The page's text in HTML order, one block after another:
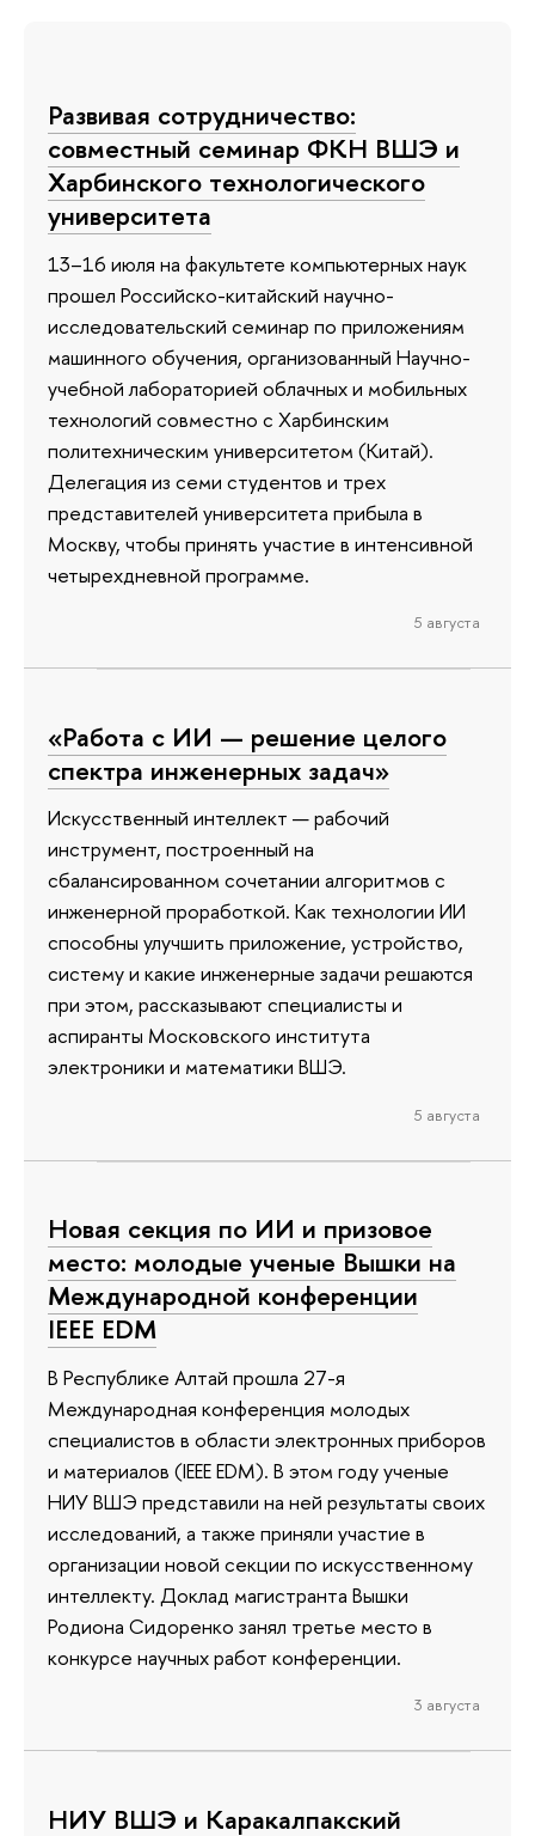
Развивая сотрудничество:
совместный семинар ФКН ВШЭ и
Харбинского технологического
университета
13–16 июля на факультете компьютерных наук
прошел Российско-китайский научно-
исследовательский семинар по приложениям
машинного обучения, организованный Научно-
учебной лабораторией облачных и мобильных
технологий совместно с Харбинским
политехническим университетом (Китай).
Делегация из семи студентов и трех
представителей университета прибыла в
Москву, чтобы принять участие в интенсивной
четырехдневной программе.
5 августа
«Работа с ИИ — решение целого
спектра инженерных задач»
Искусственный интеллект — рабочий
инструмент, построенный на
сбалансированном сочетании алгоритмов с
инженерной проработкой. Как технологии ИИ
способны улучшить приложение, устройство,
систему и какие инженерные задачи решаются
при этом, рассказывают специалисты и
аспиранты Московского института
электроники и математики ВШЭ.
5 августа
Новая секция по ИИ и призовое
место: молодые ученые Вышки на
Международной конференции
IEEE EDM
В Республике Алтай прошла 27-я
Международная конференция молодых
специалистов в области электронных приборов
и материалов (IEEE EDM). В этом году ученые
НИУ ВШЭ представили на ней результаты своих
исследований, а также приняли участие в
организации новой секции по искусственному
интеллекту. Доклад магистранта Вышки
Родиона Сидоренко занял третье место в
конкурсе научных работ конференции.
3 августа
НИУ ВШЭ и Каракалпакский